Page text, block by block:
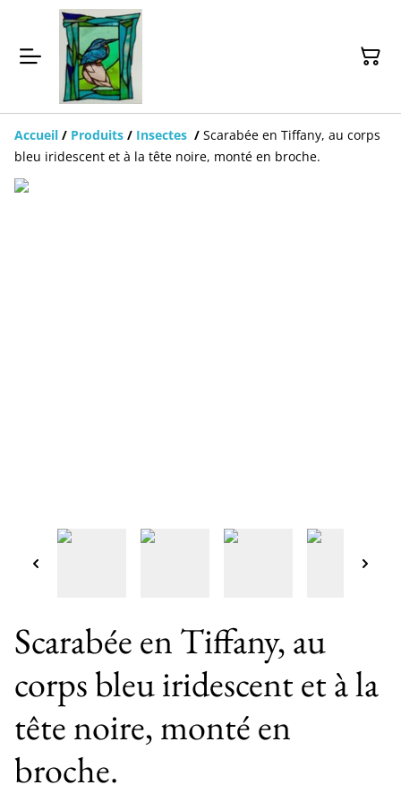
Accueil / Produits / Insectes / Scarabée en Tiffany, au corps
bleu iridescent et à la tête noire, monté en broche.
Scarabée en Tiffany, au
corps bleu iridescent et à la
tête noire, monté en
broche.